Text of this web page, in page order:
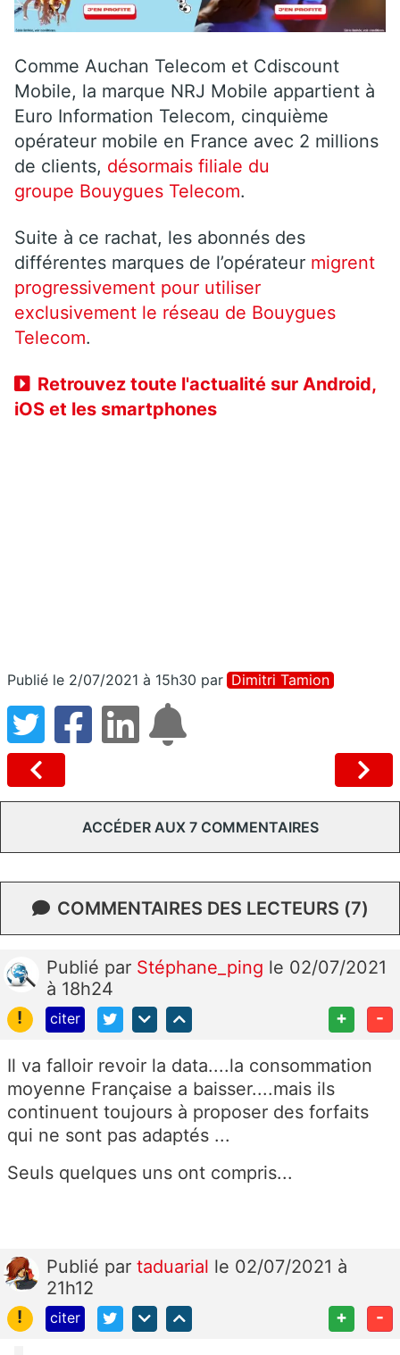
Comme Auchan Telecom et Cdiscount
Mobile, la marque NRJ Mobile appartient à
Euro Information Telecom, cinquième
opérateur mobile en France avec 2 millions
de clients, désormais filiale du
groupe Bouygues Telecom.
Suite à ce rachat, les abonnés des
différentes marques de l’opérateur migrent
progressivement pour utiliser
exclusivement le réseau de Bouygues
Telecom.
Retrouvez toute l'actualité sur Android,
iOS et les smartphones
Publié le 2/07/2021 à 15h30 par Dimitri Tamion
ACCÉDER AUX 7 COMMENTAIRES
COMMENTAIRES DES LECTEURS (7)
Publié par Stéphane_ping le 02/07/2021
à 18h24
!
citer + -
Il va falloir revoir la data....la consommation
moyenne Française a baisser....mais ils
continuent toujours à proposer des forfaits
qui ne sont pas adaptés ...
Seuls quelques uns ont compris...
Publié par taduarial le 02/07/2021 à
21h12
!
citer + -